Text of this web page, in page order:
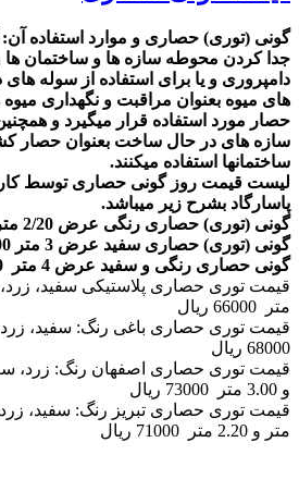
گونی (توری) حصاری و موارد استفاده آن:
جدا کردن محوطه سازه ها و ساختمان ها
دامپروری و یا برای استفاده از سوله های
های میوه بعنوان مراقبت و نگهداری
حصار مورد استفاده قرار میگیرد و
سازه های در حال ساخت بعنوان حصار
ساختمانها استفاده میکنند.
لیست قیمت روز گونی حصاری توسط
پاسارگاد بشرح زیر میباشد.
گونی (توری) حصاری رنگی عرض 2/20 متر 54000 ریال
گونی (توری) حصاری سفید عرض 3 متر 55000 ریال
گونی حصاری رنگی و سفید عرض 4 متر 63000 ریال
متر 66000 ریال
68000 ریال
و 3.00 متر 73000 ریال
متر و 2.20 متر 71000 ریال